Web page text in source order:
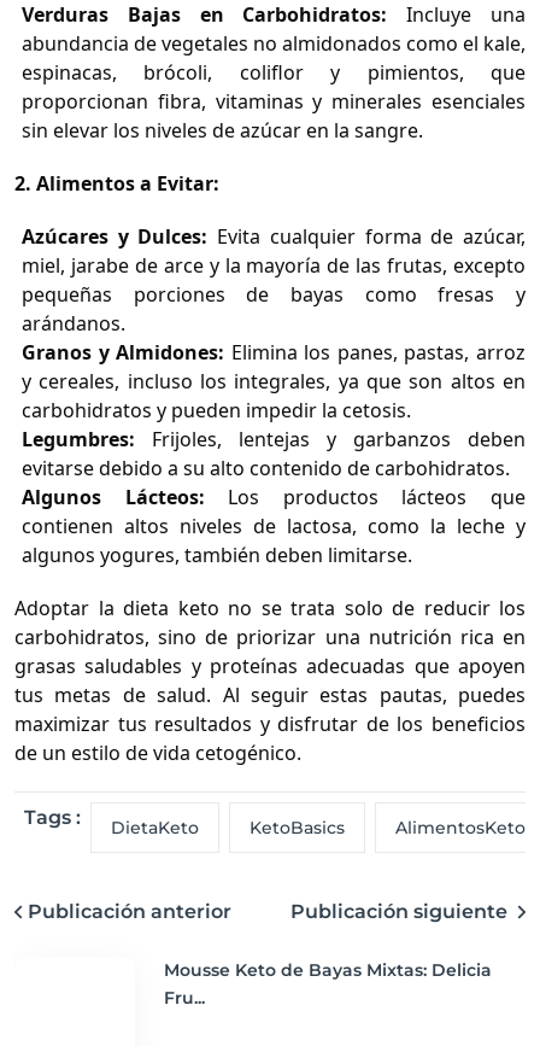
Verduras Bajas en Carbohidratos: Incluye una
abundancia de vegetales no almidonados como el kale,
espinacas, brócoli, coliflor y pimientos, que
proporcionan fibra, vitaminas y minerales esenciales
sin elevar los niveles de azúcar en la sangre.
2. Alimentos a Evitar:
Azúcares y Dulces: Evita cualquier forma de azúcar,
miel, jarabe de arce y la mayoría de las frutas, excepto
pequeñas porciones de bayas como fresas y
arándanos.
Granos y Almidones: Elimina los panes, pastas, arroz
y cereales, incluso los integrales, ya que son altos en
carbohidratos y pueden impedir la cetosis.
Legumbres: Frijoles, lentejas y garbanzos deben
evitarse debido a su alto contenido de carbohidratos.
Algunos Lácteos: Los productos lácteos que
contienen altos niveles de lactosa, como la leche y
algunos yogures, también deben limitarse.
Adoptar la dieta keto no se trata solo de reducir los
carbohidratos, sino de priorizar una nutrición rica en
grasas saludables y proteínas adecuadas que apoyen
tus metas de salud. Al seguir estas pautas, puedes
maximizar tus resultados y disfrutar de los beneficios
de un estilo de vida cetogénico.
Tags : DietaKeto KetoBasics AlimentosKeto
Publicación anterior Publicación siguiente
Mousse Keto de Bayas Mixtas: Delicia
Fru...